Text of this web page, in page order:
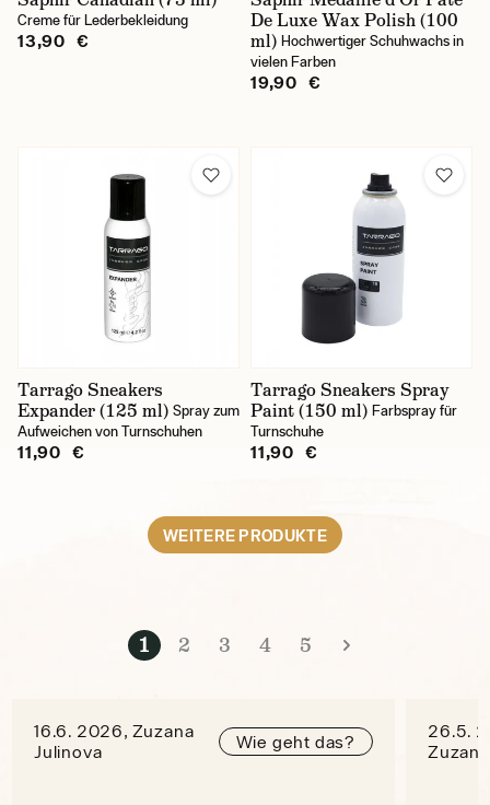
Creme für Lederbekleidung
13,90 €
De Luxe Wax Polish (100
ml) Hochwertiger Schuhwachs in
vielen Farben
19,90 €
Tarrago Sneakers
Expander (125 ml) Spray zum
Aufweichen von Turnschuhen
11,90 €
Tarrago Sneakers Spray
Paint (150 ml) Farbspray für
Turnschuhe
11,90 €
WEITERE PRODUKTE
1 2 3 4 5
16.6. 2026, Zuzana
Julinova
Wie geht das?
26.5.